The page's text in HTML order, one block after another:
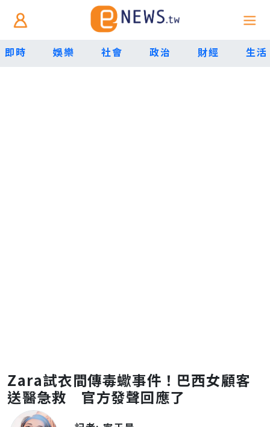
即時 娛樂 社會 政治 財經 生活
Zara試衣間傳毒蠍事件！巴西女顧客
送醫急救 官方發聲回應了